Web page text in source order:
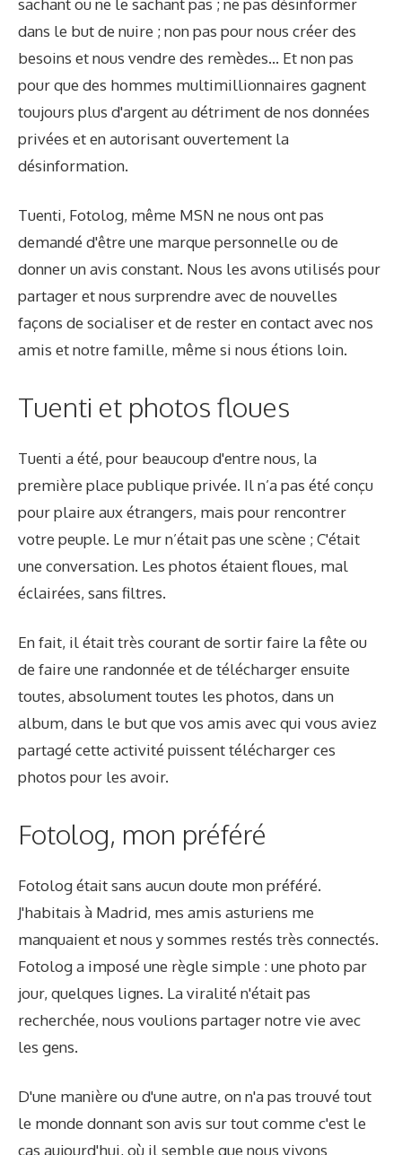
sachant ou ne le sachant pas ; ne pas désinformer
dans le but de nuire ; non pas pour nous créer des
besoins et nous vendre des remèdes… Et non pas
pour que des hommes multimillionnaires gagnent
toujours plus d'argent au détriment de nos données
privées et en autorisant ouvertement la
désinformation.
Tuenti, Fotolog, même MSN ne nous ont pas
demandé d'être une marque personnelle ou de
donner un avis constant. Nous les avons utilisés pour
partager et nous surprendre avec de nouvelles
façons de socialiser et de rester en contact avec nos
amis et notre famille, même si nous étions loin.
Tuenti et photos floues
Tuenti a été, pour beaucoup d'entre nous, la
première place publique privée. Il n’a pas été conçu
pour plaire aux étrangers, mais pour rencontrer
votre peuple. Le mur n’était pas une scène ; C'était
une conversation. Les photos étaient floues, mal
éclairées, sans filtres.
En fait, il était très courant de sortir faire la fête ou
de faire une randonnée et de télécharger ensuite
toutes, absolument toutes les photos, dans un
album, dans le but que vos amis avec qui vous aviez
partagé cette activité puissent télécharger ces
photos pour les avoir.
Fotolog, mon préféré
Fotolog était sans aucun doute mon préféré.
J'habitais à Madrid, mes amis asturiens me
manquaient et nous y sommes restés très connectés.
Fotolog a imposé une règle simple : une photo par
jour, quelques lignes. La viralité n'était pas
recherchée, nous voulions partager notre vie avec
les gens.
D'une manière ou d'une autre, on n'a pas trouvé tout
le monde donnant son avis sur tout comme c'est le
cas aujourd'hui, où il semble que nous vivons